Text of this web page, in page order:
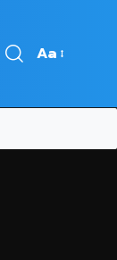
Font
Aa